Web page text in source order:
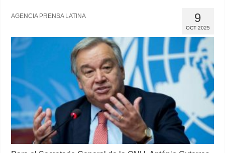
9
OCT 2025
AGENCIA PRENSA LATINA